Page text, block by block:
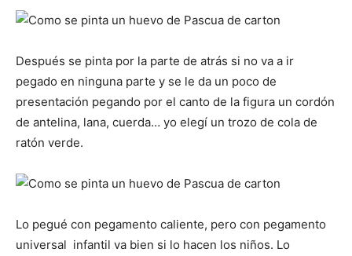
Después se pinta por la parte de atrás si no va a ir
pegado en ninguna parte y se le da un poco de
presentación pegando por el canto de la figura un cordón
de antelina, lana, cuerda… yo elegí un trozo de cola de
ratón verde.
Lo pegué con pegamento caliente, pero con pegamento
universal infantil va bien si lo hacen los niños. Lo